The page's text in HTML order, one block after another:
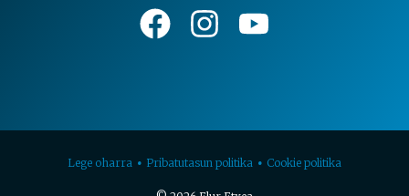
Lege oharra Pribatutasun politika Cookie politika